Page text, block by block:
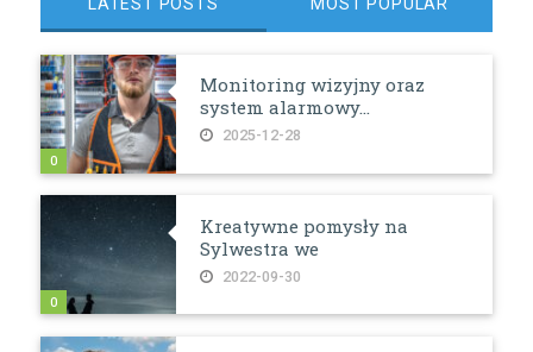
Monitoring wizyjny oraz
system alarmowy...
2025-12-28
0
Kreatywne pomysły na
Sylwestra we
2022-09-30
0